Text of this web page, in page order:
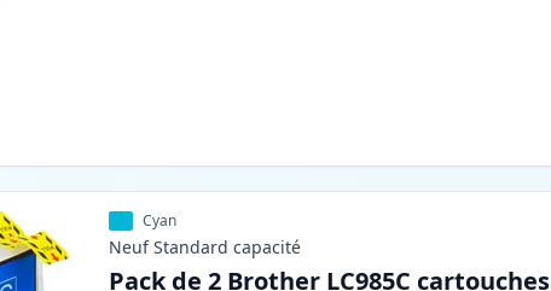
Cyan
Neuf Standard capacité
Pack de 2 Brother LC985C cartouches